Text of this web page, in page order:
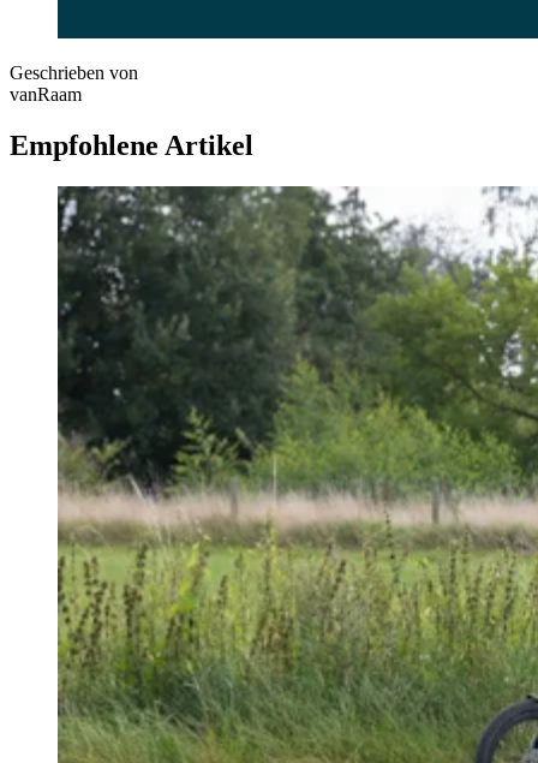
Geschrieben von
vanRaam
Empfohlene Artikel